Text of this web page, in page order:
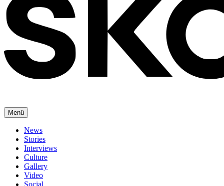
Menü
News
Stories
Interviews
Culture
Gallery
Video
Social